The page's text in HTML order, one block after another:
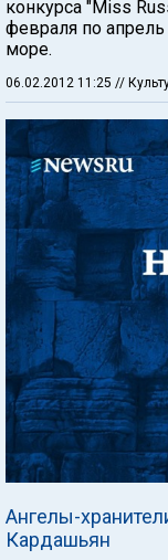
конкурса "Miss
февраля по
море.
06.02.2012 11:25 //
Ангелы-
Кардашьян